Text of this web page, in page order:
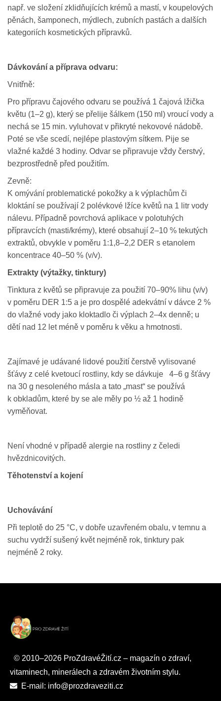
např. ve složení zklidňujících krémů a mastí, v koupelových
pěnách, šamponech, mýdlech, zubních pastách a dalších
kategoriích kosmetických přípravků.
Dávkování a příprava odvaru:
Vnitřně:
Pro přípravu čajového odvaru se používá 1 čajová lžička
květu (1–2 g), který se přelije šálkem (150 ml) vroucí vody a
nechá se 15 min. vyluhovat v přikryté nekovové nádobě.
Poté se vše scedí, nejlépe plastovým sítkem. Pije se
vlažné každé 3 hodiny. Odvar se připravuje vždy čerstvý,
bezprostředně před použitím.
Zevně:
K omývání problematické pokožky a k výplachům či
kloktání se používají 2 polévkové lžíce květů na 1 litr vody
nálevu. Případně povrchová aplikace v polotuhých
přípravcích (masti/krémy), které obsahují 2–10 % tekutých
extraktů, obvykle v poměru 1:1,8–2,2 DER s etanolem
koncentrace 40–50 % (v/v).
Extrakty (výtažky, tinktury)
Tinktura z květů se připravuje za použití 70–90% lihu (v/v)
v poměru DER 1:5 a je pro dospělé adekvátní v dávce 2 %
do vlažné vody jako kloktadlo či výplach 2–4x denně; u
dětí nad 12 let méně v poměru k věku a hmotnosti.
Zajímavé je udávané lidové použití čerstvě vylisované
šťávy z celé kvetoucí rostliny, kdy se dávkuje 4–6 g šťávy
na 30 g nesoleného másla a tato „mast“ se používá
k obkladům, které by se ale měly po ½ až 1 hodině
vyměňovat.
Není vhodné v případě alergie na rostliny z čeledi
hvězdnicovitých.
Těhotenství a kojení
Uchovávání
Při teplotě do 25 °C, v dobře uzavřeném obalu, v temnu a
suchu vydrží sušený květ nejméně rok, tinktury pak
nejméně 2 roky.
© 2010–2026 ProZdravéŽití.cz – magazín o zdraví,
vitaminech, minerálech a zdravém životním stylu.
E-mail: info@prozdraveziti.cz